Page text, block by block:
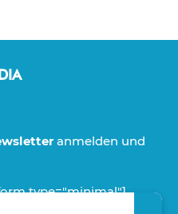
anmelden und
type="minimal"]